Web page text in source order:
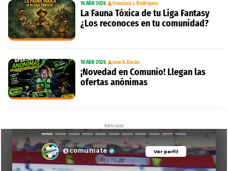
16 ABR 2026 Francisco J. Rodríguez
La Fauna Tóxica de tu Liga Fantasy
¿Los reconoces en tu comunidad?
10 ABR 2026 Jose A. Durán
¡Novedad en Comunio! Llegan las
ofertas anónimas
Publicidad
Ver perfil
@comuniate Ver perfil